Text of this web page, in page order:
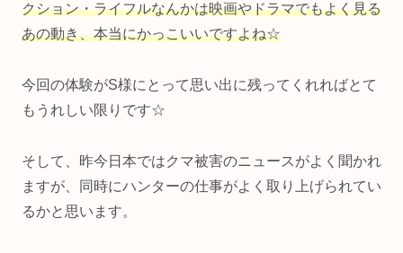
クション・ライフルなんかは映画やドラマでもよく見る
あの動き、本当にかっこいいですよね☆
今回の体験がS様にとって思い出に残ってくれればとて
もうれしい限りです☆
そして、昨今日本ではクマ被害のニュースがよく聞かれ
ますが、同時にハンターの仕事がよく取り上げられてい
るかと思います。